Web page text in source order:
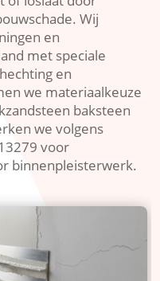
Wij
en
met speciale
en
we materiaalkeuze
baksteen
we volgens
voor
binnenpleisterwerk.​